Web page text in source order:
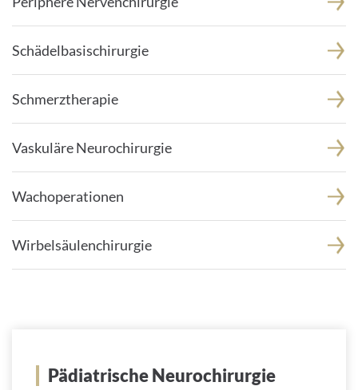
Schädelbasischirurgie
Schmerztherapie
Vaskuläre Neurochirurgie
Wachoperationen
Wirbelsäulenchirurgie
Pädiatrische Neurochirurgie